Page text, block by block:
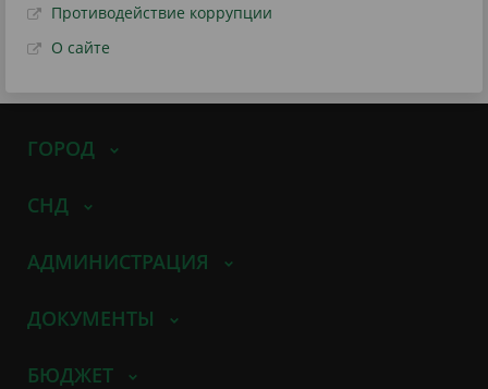
Противодействие коррупции
О сайте
ГОРОД
СНД
АДМИНИСТРАЦИЯ
ДОКУМЕНТЫ
БЮДЖЕТ